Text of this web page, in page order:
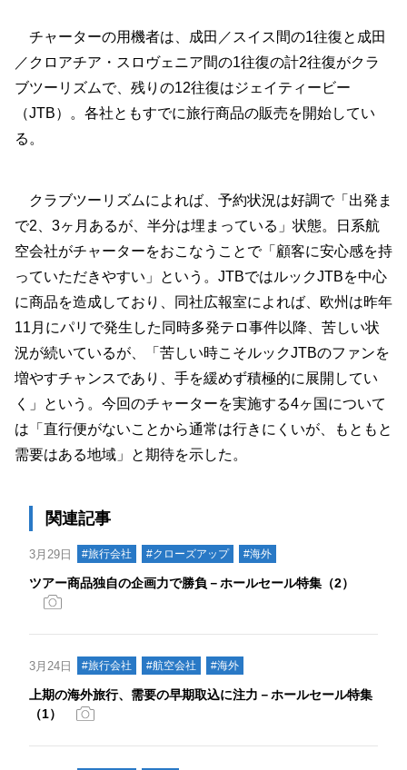
チャーターの用機者は、成田／スイス間の1往復と成田
／クロアチア・スロヴェニア間の1往復の計2往復がクラ
ブツーリズムで、残りの12往復はジェイティービー
（JTB）。各社ともすでに旅行商品の販売を開始してい
る。
クラブツーリズムによれば、予約状況は好調で「出発ま
で2、3ヶ月あるが、半分は埋まっている」状態。日系航
空会社がチャーターをおこなうことで「顧客に安心感を持
っていただきやすい」という。JTBではルックJTBを中心
に商品を造成しており、同社広報室によれば、欧州は昨年
11月にパリで発生した同時多発テロ事件以降、苦しい状
況が続いているが、「苦しい時こそルックJTBのファンを
増やすチャンスであり、手を緩めず積極的に展開してい
く」という。今回のチャーターを実施する4ヶ国について
は「直行便がないことから通常は行きにくいが、もともと
需要はある地域」と期待を示した。
関連記事
3月29日 #旅行会社 #クローズアップ #海外
ツアー商品独自の企画力で勝負－ホールセール特集（2）
3月24日 #旅行会社 #航空会社 #海外
上期の海外旅行、需要の早期取込に注力－ホールセール特集
（1）